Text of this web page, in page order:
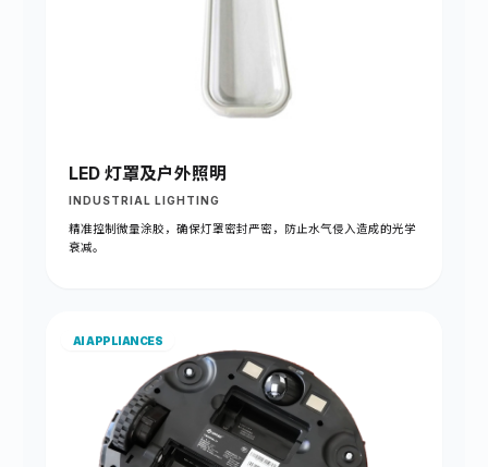
LED 灯罩及户外照明
INDUSTRIAL LIGHTING
精准控制微量涂胶，确保灯罩密封严密，防止水气侵入造成的光学
衰减。
AI APPLIANCES